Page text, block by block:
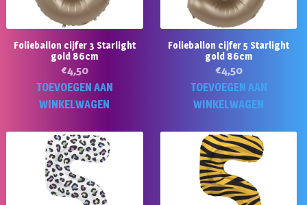
Folieballon cijfer 3 Starlight
gold 86cm
€4,50
TOEVOEGEN AAN
WINKELWAGEN
Folieballon cijfer 5 Starlight
gold 86cm
€4,50
TOEVOEGEN AAN
WINKELWAGEN